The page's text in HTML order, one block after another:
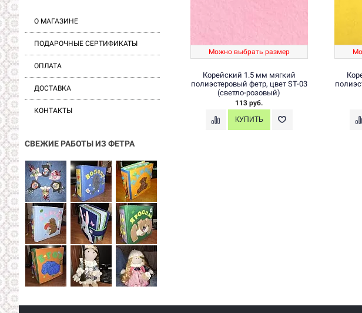
О МАГАЗИНЕ
ПОДАРОЧНЫЕ СЕРТИФИКАТЫ
ОПЛАТА
ДОСТАВКА
КОНТАКТЫ
СВЕЖИЕ РАБОТЫ ИЗ ФЕТРА
Можно выбрать размер
Корейский 1.5 мм мягкий
полиэстеровый фетр, цвет ST-03
(светло-розовый)
113 руб.